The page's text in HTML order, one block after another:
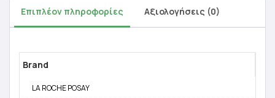
Επιπλέον πληροφορίες Αξιολογήσεις (0)
Brand
LA ROCHE POSAY